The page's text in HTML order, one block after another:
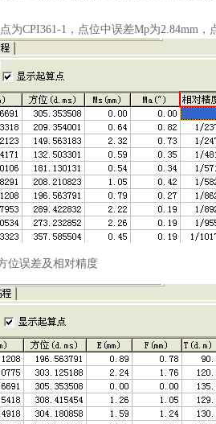
CPI361-1，点位中误差Mp为2.84mm，
误差及相对精度